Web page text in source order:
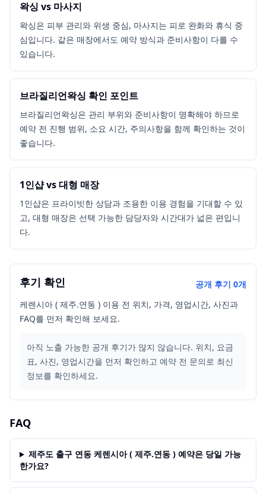
왁싱 vs 마사지
왁싱은 피부 관리와 위생 중심, 마사지는 피로 완화와 휴식 중
심입니다. 같은 매장에서도 예약 방식과 준비사항이 다를 수
있습니다.
브라질리언왁싱 확인 포인트
브라질리언왁싱은 관리 부위와 준비사항이 명확해야 하므로
예약 전 진행 범위, 소요 시간, 주의사항을 함께 확인하는 것이
좋습니다.
1인샵 vs 대형 매장
1인샵은 프라이빗한 상담과 조용한 이용 경험을 기대할 수 있
고, 대형 매장은 선택 가능한 담당자와 시간대가 넓은 편입니
다.
후기 확인 공개 후기 0개
케렌시아 ( 제주.연동 ) 이용 전 위치, 가격, 영업시간, 사진과
FAQ를 먼저 확인해 보세요.
아직 노출 가능한 공개 후기가 많지 않습니다. 위치, 요금
표, 사진, 영업시간을 먼저 확인하고 예약 전 문의로 최신
정보를 확인하세요.
FAQ
제주도 출구 연동 케렌시아 ( 제주.연동 ) 예약은 당일 가능
한가요?